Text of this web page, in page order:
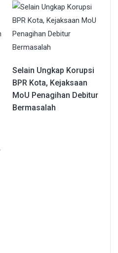
Selain Ungkap Korupsi
BPR Kota, Kejaksaan
MoU Penagihan Debitur
Bermasalah